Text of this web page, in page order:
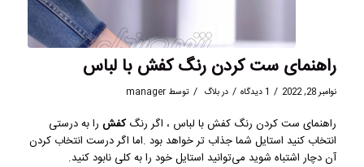
راهنمای ست کردن رنگ کفش با لباس
نوامبر 28, 2022 / 1 دیدگاه / دربلاگ / توسط manager
راهنمای ست کردن رنگ کفش با لباس ، اگر رنگکفشرا به درستی
انتخاب کنید استایل شما جذاب تر خواهد بود .اما اگر درست انتخاب کردن
آن دچار اشتباه شوید می‌توانید استایل خود را به کلی نابود کنید.